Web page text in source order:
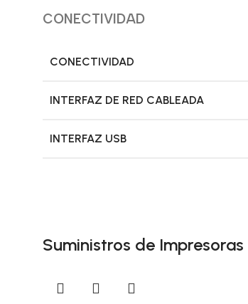
CONECTIVIDAD
CONECTIVIDAD
INTERFAZ DE RED CABLEADA
INTERFAZ USB
Suministros de